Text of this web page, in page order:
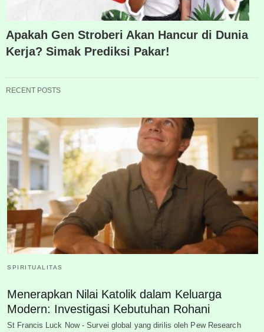
Apakah Gen Stroberi Akan Hancur di Dunia
Kerja? Simak Prediksi Pakar!
RECENT POSTS
SPIRITUALITAS
Menerapkan Nilai Katolik dalam Keluarga
Modern: Investigasi Kebutuhan Rohani
St Francis Luck Now - Survei global yang dirilis oleh Pew Research